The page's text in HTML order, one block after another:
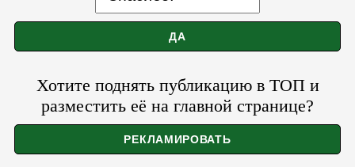
Хотите поднять публикацию в ТОП и
разместить её на главной странице?